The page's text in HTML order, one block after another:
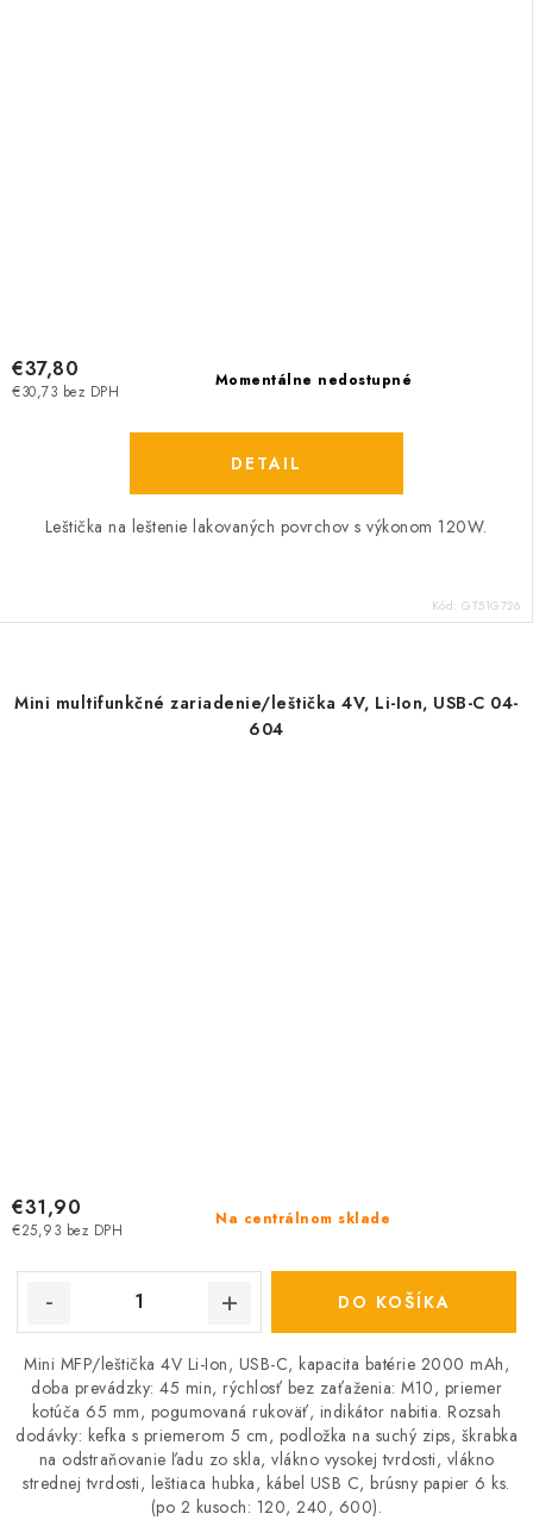
Momentálne nedostupné
€30,73 bez DPH
€37,80
DETAIL
Leštička na leštenie lakovaných povrchov s výkonom 120W.
Kód: GT51G726
Mini multifunkčné zariadenie/leštička 4V, Li-Ion, USB-C 04-
604
Na centrálnom sklade
€25,93 bez DPH
€31,90
DO KOŠÍKA
Mini MFP/leštička 4V Li-Ion, USB-C, kapacita batérie 2000 mAh,
doba prevádzky: 45 min, rýchlosť bez zaťaženia: M10, priemer
kotúča 65 mm, pogumovaná rukoväť, indikátor nabitia. Rozsah
dodávky: kefka s priemerom 5 cm, podložka na suchý zips, škrabka
na odstraňovanie ľadu zo skla, vlákno vysokej tvrdosti, vlákno
strednej tvrdosti, leštiaca hubka, kábel USB C, brúsny papier 6 ks.
(po 2 kusoch: 120, 240, 600).